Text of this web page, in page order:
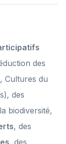
des
Cultures du
des
biodiversité,
, des
, des